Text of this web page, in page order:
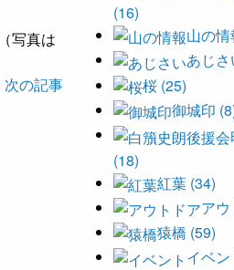
写真は
次の記事
(16)
山の
あじ
桜 (25)
御城印
(18)
紅葉 (34)
ア
猿橋 (59)
イベ